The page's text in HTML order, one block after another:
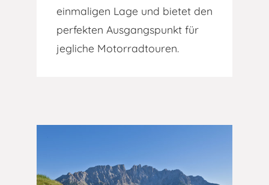
einmaligen Lage und bietet den
perfekten Ausgangspunkt für
jegliche Motorradtouren.